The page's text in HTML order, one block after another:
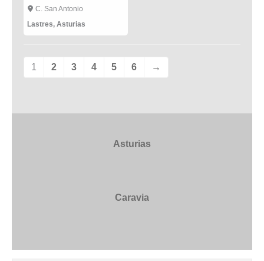
C. San Antonio
Lastres, Asturias
1 2 3 4 5 6 →
Asturias
Caravia